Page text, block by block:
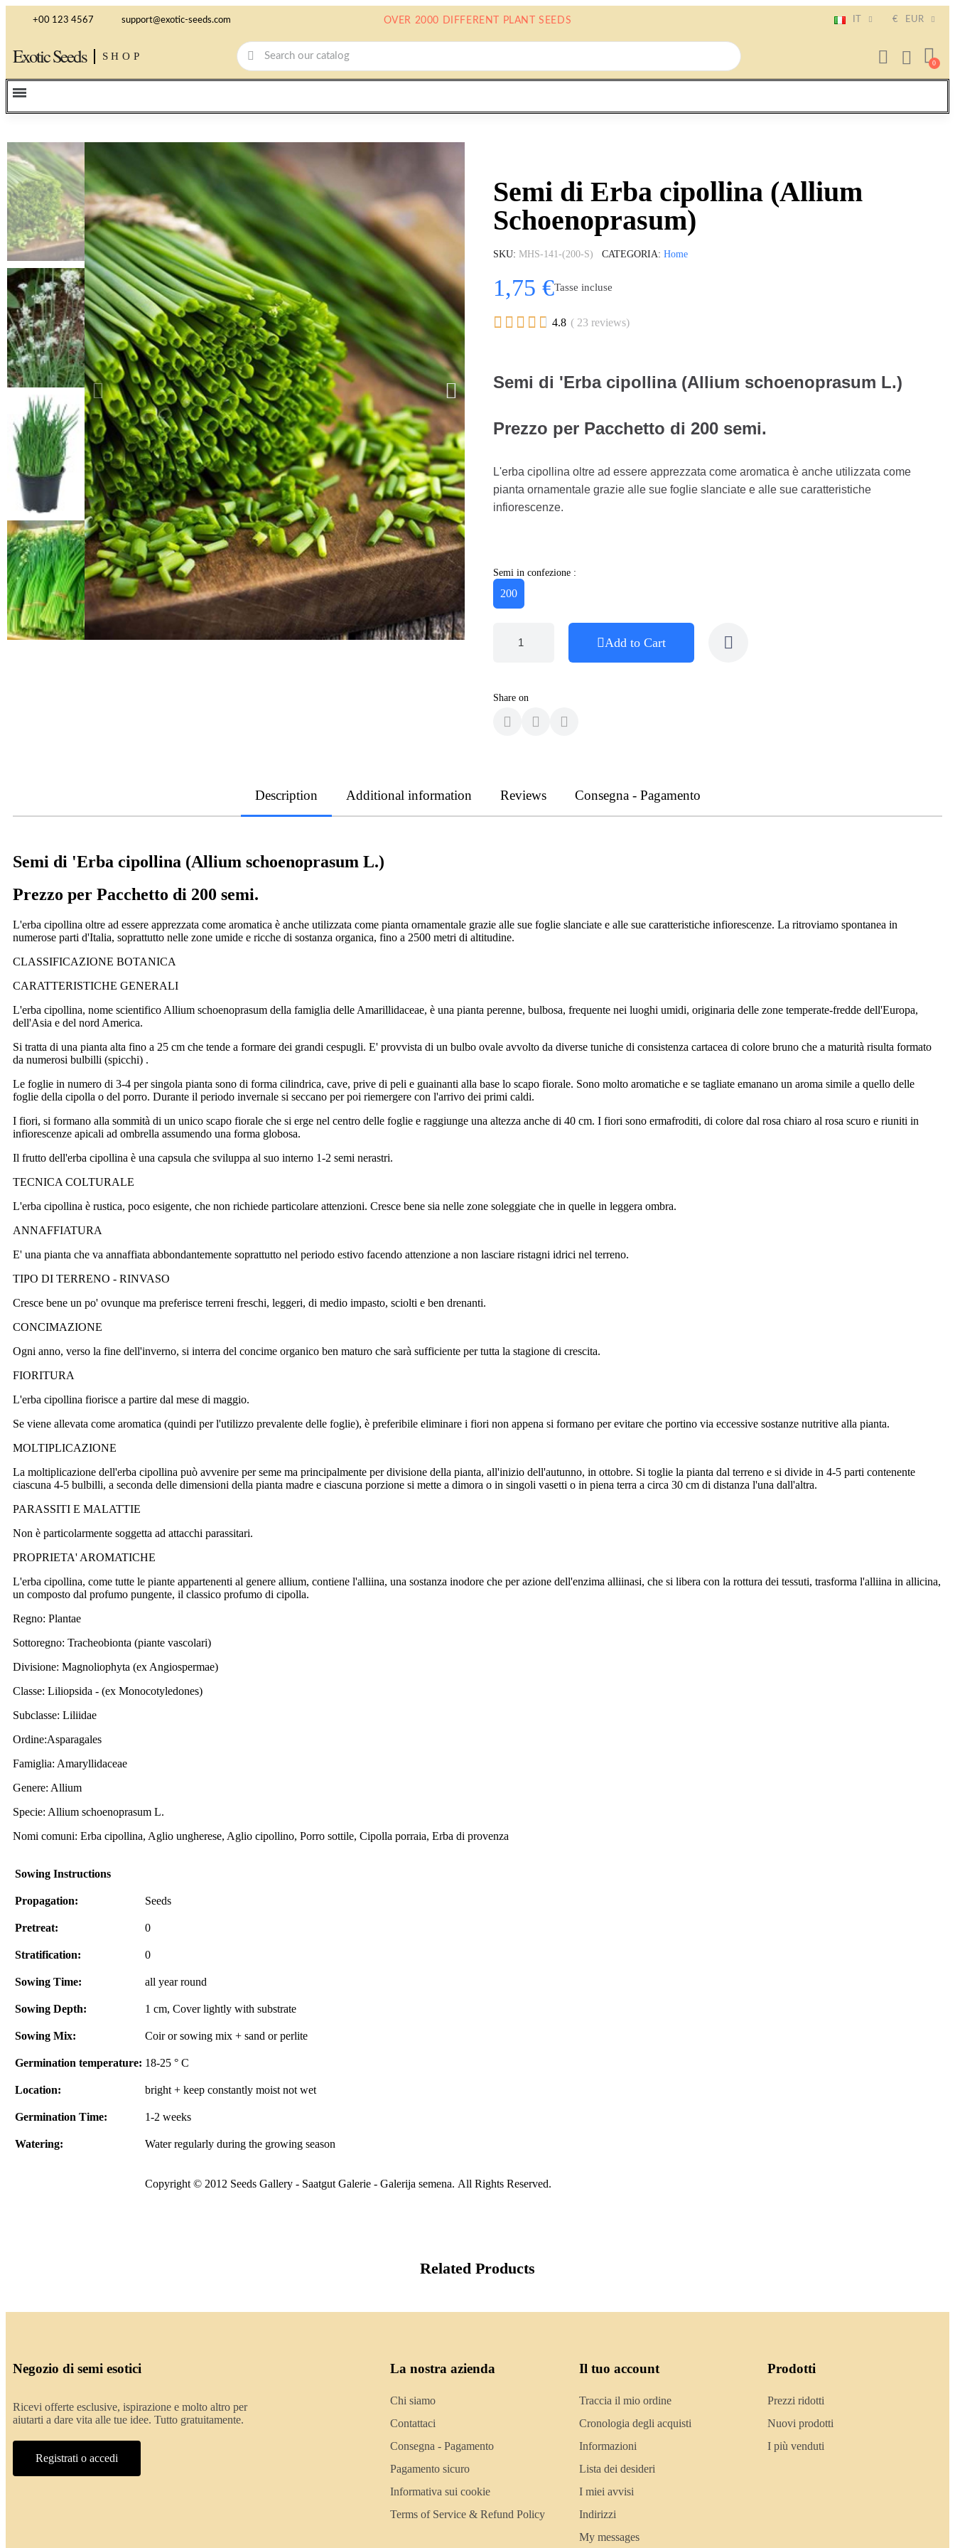
+00 123 4567 support@exotic-seeds.com OVER 2000 DIFFERENT PLANT SEEDS € EUR
Exotic Seeds SHOP
Semi di Erba cipollina (Allium
Schoenoprasum)
SKU MHS-141-(200-S) CATEGORIA Home
1,75 €Tasse incluse
     4.8 ( 23 reviews)
Semi di 'Erba cipollina (Allium schoenoprasum L.)
Prezzo per Pacchetto di 200 semi.
L'erba cipollina oltre ad essere apprezzata come aromatica è anche utilizzata come
pianta ornamentale grazie alle sue foglie slanciate e alle sue caratteristiche
infiorescenze.
Semi in confezione :
200
Add to Cart
Share on
Description Additional information Reviews Consegna - Pagamento
Semi di 'Erba cipollina (Allium schoenoprasum L.)
Prezzo per Pacchetto di 200 semi.
L'erba cipollina oltre ad essere apprezzata come aromatica è anche utilizzata come pianta ornamentale grazie alle sue foglie slanciate e alle sue caratteristiche infiorescenze. La ritroviamo spontanea in
numerose parti d'Italia, soprattutto nelle zone umide e ricche di sostanza organica, fino a 2500 metri di altitudine.
CLASSIFICAZIONE BOTANICA
CARATTERISTICHE GENERALI
L'erba cipollina, nome scientifico Allium schoenoprasum della famiglia delle Amarillidaceae, è una pianta perenne, bulbosa, frequente nei luoghi umidi, originaria delle zone temperate-fredde dell'Europa,
dell'Asia e del nord America.
Si tratta di una pianta alta fino a 25 cm che tende a formare dei grandi cespugli. E' provvista di un bulbo ovale avvolto da diverse tuniche di consistenza cartacea di colore bruno che a maturità risulta formato
da numerosi bulbilli (spicchi) .
Le foglie in numero di 3-4 per singola pianta sono di forma cilindrica, cave, prive di peli e guainanti alla base lo scapo fiorale. Sono molto aromatiche e se tagliate emanano un aroma simile a quello delle
foglie della cipolla o del porro. Durante il periodo invernale si seccano per poi riemergere con l'arrivo dei primi caldi.
I fiori, si formano alla sommità di un unico scapo fiorale che si erge nel centro delle foglie e raggiunge una altezza anche di 40 cm. I fiori sono ermafroditi, di colore dal rosa chiaro al rosa scuro e riuniti in
infiorescenze apicali ad ombrella assumendo una forma globosa.
Il frutto dell'erba cipollina è una capsula che sviluppa al suo interno 1-2 semi nerastri.
TECNICA COLTURALE
L'erba cipollina è rustica, poco esigente, che non richiede particolare attenzioni. Cresce bene sia nelle zone soleggiate che in quelle in leggera ombra.
ANNAFFIATURA
E' una pianta che va annaffiata abbondantemente soprattutto nel periodo estivo facendo attenzione a non lasciare ristagni idrici nel terreno.
TIPO DI TERRENO - RINVASO
Cresce bene un po' ovunque ma preferisce terreni freschi, leggeri, di medio impasto, sciolti e ben drenanti.
CONCIMAZIONE
Ogni anno, verso la fine dell'inverno, si interra del concime organico ben maturo che sarà sufficiente per tutta la stagione di crescita.
FIORITURA
L'erba cipollina fiorisce a partire dal mese di maggio.
Se viene allevata come aromatica (quindi per l'utilizzo prevalente delle foglie), è preferibile eliminare i fiori non appena si formano per evitare che portino via eccessive sostanze nutritive alla pianta.
MOLTIPLICAZIONE
La moltiplicazione dell'erba cipollina può avvenire per seme ma principalmente per divisione della pianta, all'inizio dell'autunno, in ottobre. Si toglie la pianta dal terreno e si divide in 4-5 parti contenente
ciascuna 4-5 bulbilli, a seconda delle dimensioni della pianta madre e ciascuna porzione si mette a dimora o in singoli vasetti o in piena terra a circa 30 cm di distanza l'una dall'altra.
PARASSITI E MALATTIE
Non è particolarmente soggetta ad attacchi parassitari.
PROPRIETA' AROMATICHE
L'erba cipollina, come tutte le piante appartenenti al genere allium, contiene l'alliina, una sostanza inodore che per azione dell'enzima alliinasi, che si libera con la rottura dei tessuti, trasforma l'alliina in allicina,
un composto dal profumo pungente, il classico profumo di cipolla.
Regno: Plantae
Sottoregno: Tracheobionta (piante vascolari)
Divisione: Magnoliophyta (ex Angiospermae)
Classe: Liliopsida - (ex Monocotyledones)
Subclasse: Liliidae
Ordine:Asparagales
Famiglia: Amaryllidaceae
Genere: Allium
Specie: Allium schoenoprasum L.
Nomi comuni: Erba cipollina, Aglio ungherese, Aglio cipollino, Porro sottile, Cipolla porraia, Erba di provenza
Sowing Instructions
Propagation: Seeds
Pretreat: 0
Stratification: 0
Sowing Time: all year round
Sowing Depth: 1 cm, Cover lightly with substrate
Sowing Mix: Coir or sowing mix + sand or perlite
Germination temperature: 18-25 ° C
Location: bright + keep constantly moist not wet
Germination Time: 1-2 weeks
Watering: Water regularly during the growing season
Copyright © 2012 Seeds Gallery - Saatgut Galerie - Galerija semena. All Rights Reserved.
Related Products
Negozio di semi esotici
Ricevi offerte esclusive, ispirazione e molto altro per
aiutarti a dare vita alle tue idee. Tutto gratuitamente.
Registrati o accedi
La nostra azienda
Chi siamo
Contattaci
Consegna - Pagamento
Pagamento sicuro
Informativa sui cookie
Terms of Service & Refund Policy
Il tuo account
Traccia il mio ordine
Cronologia degli acquisti
Informazioni
Lista dei desideri
I miei avvisi
Indirizzi
My messages
Prodotti
Prezzi ridotti
Nuovi prodotti
I più venduti